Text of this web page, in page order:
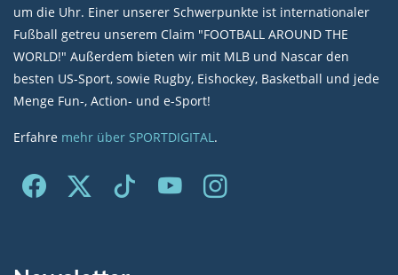
um die Uhr. Einer unserer Schwerpunkte ist internationaler
Fußball getreu unserem Claim "FOOTBALL AROUND THE
WORLD!" Außerdem bieten wir mit MLB und Nascar den
besten US-Sport, sowie Rugby, Eishockey, Basketball und jede
Menge Fun-, Action- und e-Sport!
Erfahre mehr über SPORTDIGITAL.